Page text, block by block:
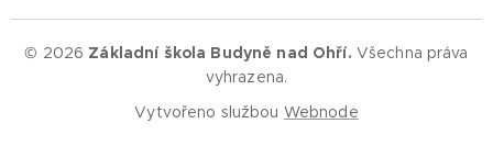
© 2026 Základní škola Budyně nad Ohří. Všechna práva
vyhrazena.
Vytvořeno službou Webnode